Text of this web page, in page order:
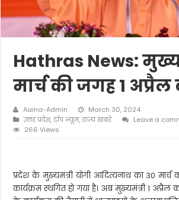
Hathras News:
मार्च की जगह 1
Aaina-Admin
March 30, 2024
उत्तर प्रदेश,टॉप न्यूज़,राज्य खबरें
Leave a
266 Views
प्रदेश के मुख्यमंत्री योगी आदित्यनाथ का 30
कार्यक्रम स्थगित हो गया है। अब मुख्यमंत्री 1 अप्रैल